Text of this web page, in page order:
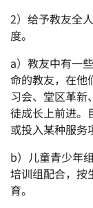
2）给予教友全
度。
a）教友中有一
命的教友，在他
习会、堂区革新
徒成长上前进。
或投入某种服务
b）儿童青少年
培训组配合，按
育。